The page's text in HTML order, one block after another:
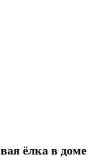
ёлка в доме